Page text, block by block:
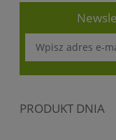
PRODUKT DNIA